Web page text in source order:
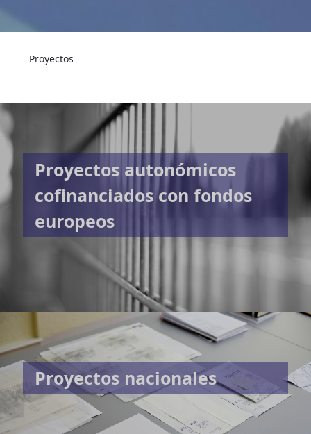
Proyectos
Proyectos autonómicos
cofinanciados con fondos
europeos
Proyectos nacionales